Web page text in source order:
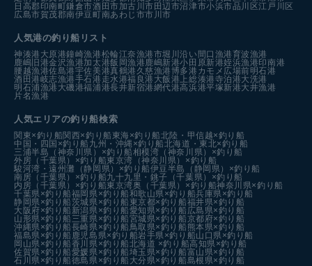
日高郡印南町鎌倉市酒田市加古川市田辺市沼津市小浜市品川区江戸川区
広島市賀茂郡南伊豆町南あわじ市市川市
人気港の釣り船リスト
神湊港 大原港鐘崎漁港松輪江奈漁港市堀川沿い 間口漁港育波漁港
鹿嶋旧港金沢漁港加太港飯岡漁港鹿嶋新港小田原新港姪浜漁港印南港
腰越漁港佐島港宇佐美港真鶴港 久慈漁港博多港カモメ広場前明石港
酒田港岐志漁港手石港 走水港福良港 大飯港 上総湊港寺泊港大洗港
明石浦漁港 大磯港福浦港長井新宿港網代港高浜港平塚新港大井漁港
片名漁港
人気エリアの釣り船検索
関東×釣り船関西×釣り船 東海×釣り船北陸・甲信越×釣り船
中国・四国×釣り船 九州・沖縄×釣り船北海道・東北×釣り船
三浦半島（神奈川県）×釣り船相模湾（神奈川県）×釣り船
外房（千葉県）×釣り船東京湾（神奈川県）×釣り船
駿河湾・遠州灘（静岡県）×釣り船伊豆半島（静岡県）×釣り船
南房（千葉県）×釣り船九十九里・銚子（千葉県）×釣り船
内房（千葉県）×釣り船東京湾奥（千葉県）×釣り船神奈川県×釣り船
千葉県×釣り船福岡県×釣り船和歌山県×釣り船兵庫県×釣り船
静岡県×釣り船茨城県×釣り船 東京都×釣り船福井県×釣り船
大阪府×釣り船 新潟県×釣り船愛知県×釣り船 広島県×釣り船
山形県×釣り船 三重県×釣り船宮城県×釣り船京都府×釣り船
沖縄県×釣り船長崎県×釣り船鳥取県×釣り船 熊本県×釣り船
福島県×釣り船 鹿児島県×釣り船岩手県×釣り船山口県×釣り船
岡山県×釣り船香川県×釣り船北海道 ×釣り船高知県×釣り船
佐賀県×釣り船愛媛県×釣り船埼玉県×釣り船富山県×釣り船
石川県×釣り船徳島県×釣り船 大分県×釣り船島根県×釣り船